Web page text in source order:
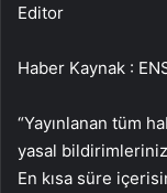
Editor
Haber Kaynak :
“Yayınlanan tüm
yasal
En kısa süre